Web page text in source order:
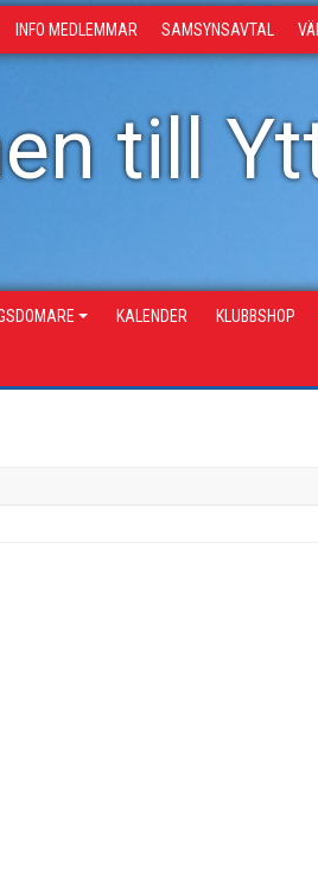
INFO MEDLEMMAR SAMSYNSAVTAL
till
KALENDER KLUBBSHOP